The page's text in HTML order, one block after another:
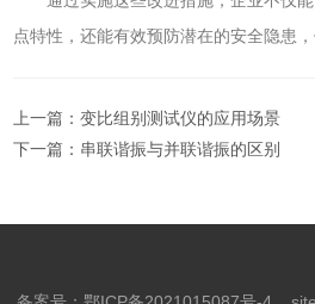
点特性，还能有效预防潜在的安全隐患
上一篇：变比组别测试仪的应用场景
下一篇： 串联谐振与并联谐振的区别